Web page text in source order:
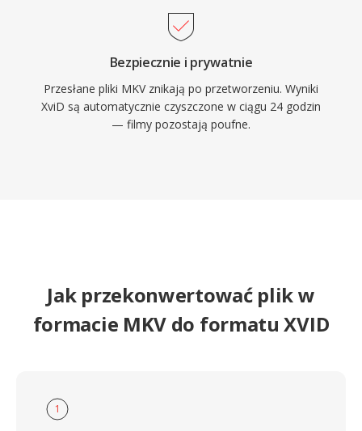
kompatybilnosci ze starszym sprzetem i w
historycznych kolekcjach medialnych.
Bezpiecznie i prywatnie
Przesłane pliki MKV znikają po przetworzeniu. Wyniki
XviD są automatycznie czyszczone w ciągu 24 godzin
— filmy pozostają poufne.
Jak przekonwertować plik w
formacie MKV do formatu XVID
1